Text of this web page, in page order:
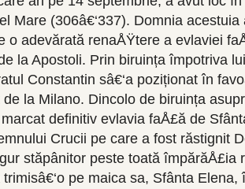
Mare (306â€‘337). Domnia
o adevărată renaÅŸtere a evlaviei
la Apostoli. Prin biruința împotriva
Constantin sâ€‘a poziționat în
de la Milano. Dincolo de biruința
definitiv evlavia faÅ£ă de
Crucii pe care a fost răstignit
stăpânitor peste toată împărăÅ£ia
pe maica sa, Sfânta